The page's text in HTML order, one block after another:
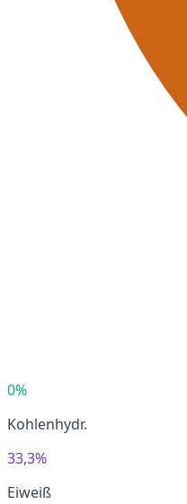
0%
Kohlenhydr.
33,3%
Eiweiß